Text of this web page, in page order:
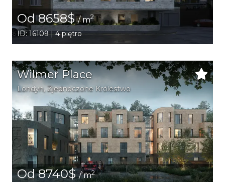
Od 8658$/ m2
ID: 16109 | 4 piętro
Wilmer Place
Londyn, Zjednoczone Królestwo
Od 8740$/ m2